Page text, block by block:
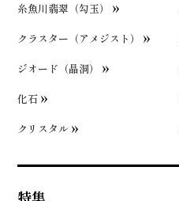
糸魚川翡翠（勾玉）
クラスター（アメジスト）
ジオード（晶洞）
化石
クリスタル